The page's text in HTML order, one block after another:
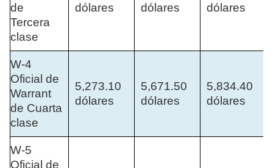
de
Tercera
clase
dólares
dólares
dólares
W-4
Oficial de
Warrant
de Cuarta
clase
5,273.10
dólares
5,671.50
dólares
5,834.40
dólares
W-5
Oficial de